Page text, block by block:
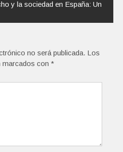
y la sociedad en España: Un
no será publicada. Los
marcados con *